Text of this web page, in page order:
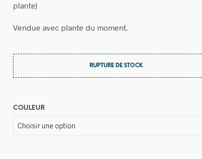
plante)
Vendue avec plante du moment.
RUPTURE DE STOCK
COULEUR